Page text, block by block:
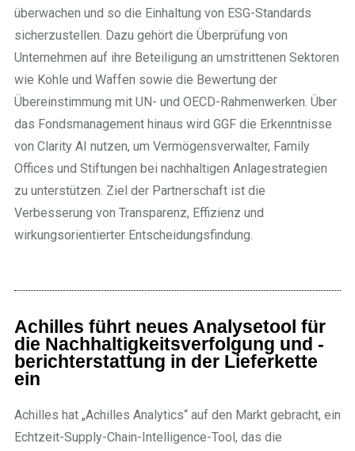
überwachen und so die Einhaltung von ESG-Standards
sicherzustellen. Dazu gehört die Überprüfung von
Unternehmen auf ihre Beteiligung an umstrittenen Sektoren
wie Kohle und Waffen sowie die Bewertung der
Übereinstimmung mit UN- und OECD-Rahmenwerken. Über
das Fondsmanagement hinaus wird GGF die Erkenntnisse
von Clarity AI nutzen, um Vermögensverwalter, Family
Offices und Stiftungen bei nachhaltigen Anlagestrategien
zu unterstützen. Ziel der Partnerschaft ist die
Verbesserung von Transparenz, Effizienz und
wirkungsorientierter Entscheidungsfindung.
Achilles führt neues Analysetool für
die Nachhaltigkeitsverfolgung und -
berichterstattung in der Lieferkette
ein
Achilles hat „Achilles Analytics“ auf den Markt gebracht, ein
Echtzeit-Supply-Chain-Intelligence-Tool, das die